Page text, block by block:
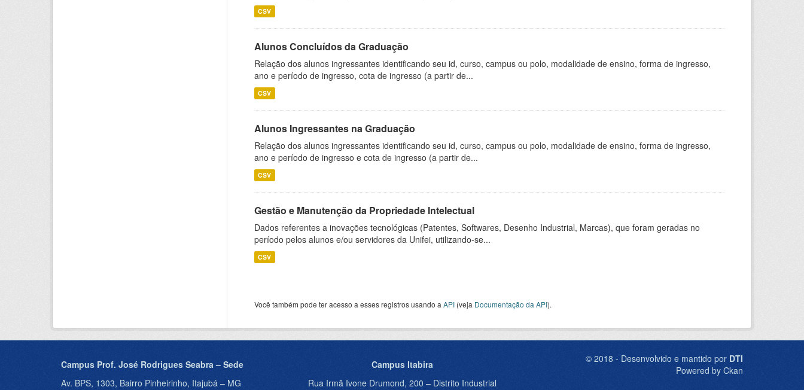
CSV
Alunos Concluídos da Graduação
Relação dos alunos ingressantes identificando seu id, curso, campus ou polo, modalidade de ensino, forma de ingresso,
ano e período de ingresso, cota de ingresso (a partir de...
CSV
Alunos Ingressantes na Graduação
Relação dos alunos ingressantes identificando seu id, curso, campus ou polo, modalidade de ensino, forma de ingresso,
ano e período de ingresso e cota de ingresso (a partir de...
CSV
Gestão e Manutenção da Propriedade Intelectual
Dados referentes a inovações tecnológicas (Patentes, Softwares, Desenho Industrial, Marcas), que foram geradas no
período pelos alunos e/ou servidores da Unifei, utilizando-se...
CSV
Você também pode ter acesso a esses registros usando a API (veja Documentação da API).
Campus Prof. José Rodrigues Seabra – Sede
Av. BPS, 1303, Bairro Pinheirinho, Itajubá – MG
Campus Itabira
Rua Irmã Ivone Drumond, 200 – Distrito Industrial
© 2018 - Desenvolvido e mantido por DTI
Powered by Ckan